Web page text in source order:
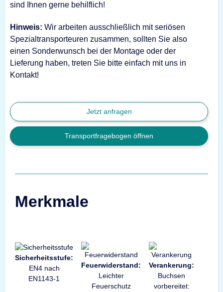
sind Ihnen gerne behilflich!
Hinweis: Wir arbeiten ausschließlich mit seriösen
Spezialtransporteuren zusammen, sollten Sie also
einen Sonderwunsch bei der Montage oder der
Lieferung haben, treten Sie bitte einfach mit uns in
Kontakt!
Jetzt anfragen
Transportfragebogen öffnen
Merkmale
Sicherheitsstufe:
EN4 nach
EN1143-1
Feuerwiderstand:
Leichter
Feuerschutz
Verankerung:
Buchsen
vorbereitet: